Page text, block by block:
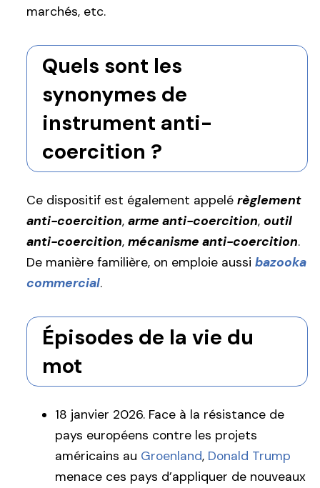
marchés, etc.
Quels sont les
synonymes de
instrument anti-
coercition ?
Ce dispositif est également appelé règlement
anti-coercition, arme anti-coercition, outil
anti-coercition, mécanisme anti-coercition.
De manière familière, on emploie aussi bazooka
commercial.
Épisodes de la vie du
mot
18 janvier 2026. Face à la résistance de
pays européens contre les projets
américains au Groenland, Donald Trump
menace ces pays d’appliquer de nouveaux